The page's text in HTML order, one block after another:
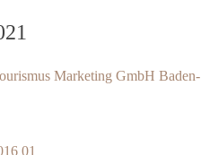
Marketing GmbH Baden-